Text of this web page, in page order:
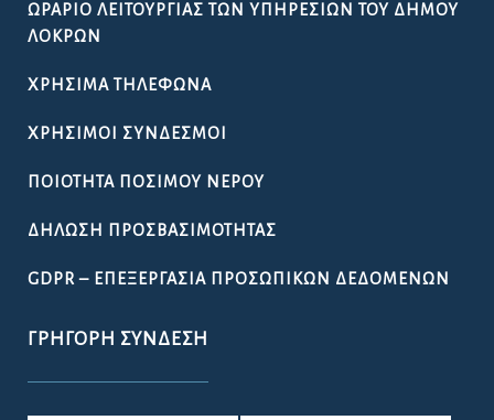
ΩΡΆΡΙΟ ΛΕΙΤΟΥΡΓΊΑΣ ΤΩΝ ΥΠΗΡΕΣΙΏΝ ΤΟΥ ΔΉΜΟΥ
ΛΟΚΡΏΝ
ΧΡΉΣΙΜΑ ΤΗΛΈΦΩΝΑ
ΧΡΉΣΙΜΟΙ ΣΎΝΔΕΣΜΟΙ
ΠΟΙΌΤΗΤΑ ΠΌΣΙΜΟΥ ΝΕΡΟΎ
ΔΉΛΩΣΗ ΠΡΟΣΒΑΣΙΜΌΤΗΤΑΣ
GDPR – ΕΠΕΞΕΡΓΑΣΙΑ ΠΡΟΣΩΠΙΚΩΝ ΔΕΔΟΜΕΝΩΝ
ΓΡΉΓΟΡΗ ΣΎΝΔΕΣΗ